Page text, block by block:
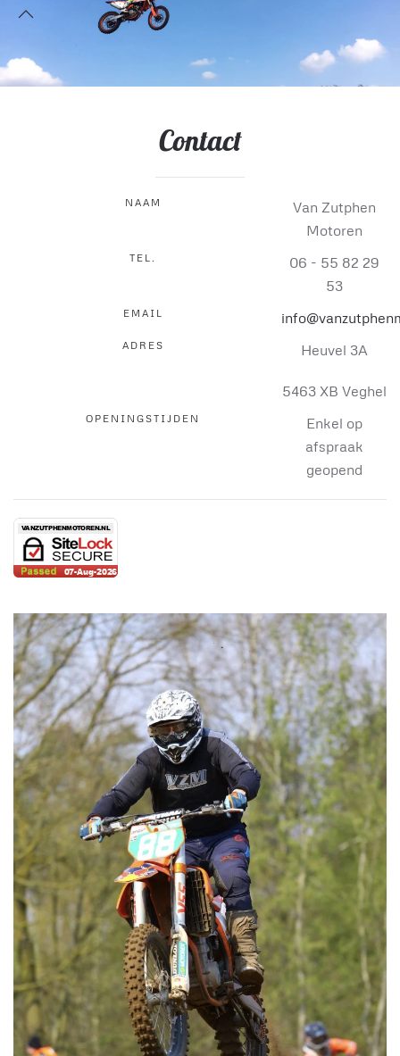
Contact
NAAM
Van Zutphen
Motoren
TEL.
06 - 55 82 29
53
EMAIL
ADRES Heuvel 3A
5463 XB Veghel
OPENINGSTIJDEN
Enkel op
afspraak
geopend